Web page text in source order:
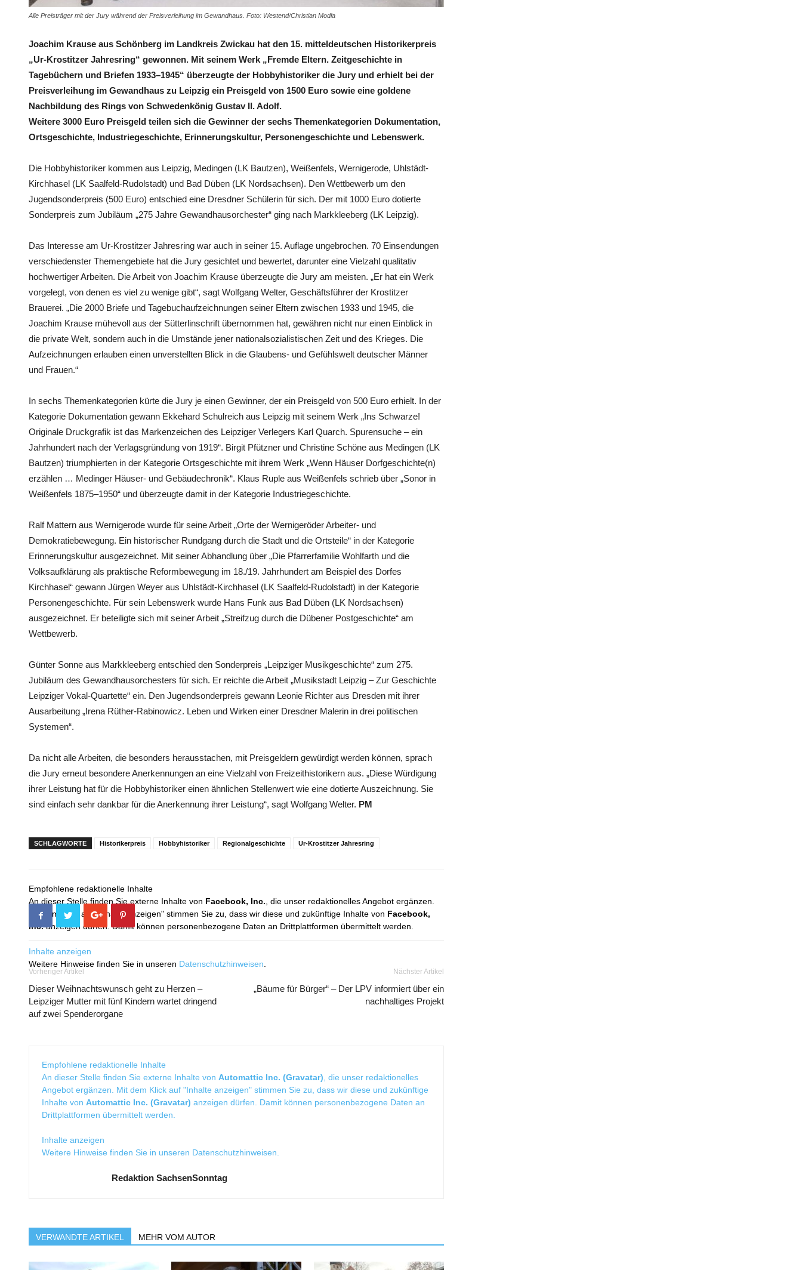
Alle Preisträger mit der Jury während der Preisverleihung im Gewandhaus. Foto: Westend/Christian Modla
Joachim Krause aus Schönberg im Landkreis Zwickau hat den 15. mitteldeutschen Historikerpreis
„Ur-Krostitzer Jahresring“ gewonnen. Mit seinem Werk „Fremde Eltern. Zeitgeschichte in
Tagebüchern und Briefen 1933–1945“ überzeugte der Hobbyhistoriker die Jury und erhielt bei der
Preisverleihung im Gewandhaus zu Leipzig ein Preisgeld von 1500 Euro sowie eine goldene
Nachbildung des Rings von Schwedenkönig Gustav II. Adolf.
Weitere 3000 Euro Preisgeld teilen sich die Gewinner der sechs Themenkategorien Dokumentation,
Ortsgeschichte, Industriegeschichte, Erinnerungskultur, Personengeschichte und Lebenswerk.
Die Hobbyhistoriker kommen aus Leipzig, Medingen (LK Bautzen), Weißenfels, Wernigerode, Uhlstädt-
Kirchhasel (LK Saalfeld-Rudolstadt) und Bad Düben (LK Nordsachsen). Den Wettbewerb um den
Jugendsonderpreis (500 Euro) entschied eine Dresdner Schülerin für sich. Der mit 1000 Euro dotierte
Sonderpreis zum Jubiläum „275 Jahre Gewandhausorchester“ ging nach Markkleeberg (LK Leipzig).
Das Interesse am Ur-Krostitzer Jahresring war auch in seiner 15. Auflage ungebrochen. 70 Einsendungen
verschiedenster Themengebiete hat die Jury gesichtet und bewertet, darunter eine Vielzahl qualitativ
hochwertiger Arbeiten. Die Arbeit von Joachim Krause überzeugte die Jury am meisten. „Er hat ein Werk
vorgelegt, von denen es viel zu wenige gibt“, sagt Wolfgang Welter, Geschäftsführer der Krostitzer
Brauerei. „Die 2000 Briefe und Tagebuchaufzeichnungen seiner Eltern zwischen 1933 und 1945, die
Joachim Krause mühevoll aus der Sütterlinschrift übernommen hat, gewähren nicht nur einen Einblick in
die private Welt, sondern auch in die Umstände jener nationalsozialistischen Zeit und des Krieges. Die
Aufzeichnungen erlauben einen unverstellten Blick in die Glaubens- und Gefühlswelt deutscher Männer
und Frauen.“
In sechs Themenkategorien kürte die Jury je einen Gewinner, der ein Preisgeld von 500 Euro erhielt. In der
Kategorie Dokumentation gewann Ekkehard Schulreich aus Leipzig mit seinem Werk „Ins Schwarze!
Originale Druckgrafik ist das Markenzeichen des Leipziger Verlegers Karl Quarch. Spurensuche – ein
Jahrhundert nach der Verlagsgründung von 1919“. Birgit Pfützner und Christine Schöne aus Medingen (LK
Bautzen) triumphierten in der Kategorie Ortsgeschichte mit ihrem Werk „Wenn Häuser Dorfgeschichte(n)
erzählen … Medinger Häuser- und Gebäudechronik“. Klaus Ruple aus Weißenfels schrieb über „Sonor in
Weißenfels 1875–1950“ und überzeugte damit in der Kategorie Industriegeschichte.
Ralf Mattern aus Wernigerode wurde für seine Arbeit „Orte der Wernigeröder Arbeiter- und
Demokratiebewegung. Ein historischer Rundgang durch die Stadt und die Ortsteile“ in der Kategorie
Erinnerungskultur ausgezeichnet. Mit seiner Abhandlung über „Die Pfarrerfamilie Wohl­farth und die
Volksaufklärung als praktische Reformbewegung im 18./19. Jahrhundert am Beispiel des Dorfes
Kirchhasel“ gewann Jürgen Weyer aus Uhlstädt-Kirchhasel (LK Saalfeld-Rudolstadt) in der Kategorie
Personengeschichte. Für sein Lebenswerk wurde Hans Funk aus Bad Düben (LK Nordsachsen)
ausgezeichnet. Er beteiligte sich mit seiner Arbeit „Streifzug durch die Dübener Postgeschichte“ am
Wettbewerb.
Günter Sonne aus Markkleeberg entschied den Sonderpreis „Leipziger Musikgeschichte“ zum 275.
Jubiläum des Gewandhausorchesters für sich. Er reichte die Arbeit „Musikstadt Leipzig – Zur Geschichte
Leipziger Vokal-Quartette“ ein. Den Jugendsonderpreis gewann Leonie Richter aus Dresden mit ihrer
Ausarbeitung „Irena Rüther-Rabinowicz. Leben und Wirken einer Dresdner Malerin in drei politischen
Systemen“.
Da nicht alle Arbeiten, die besonders herausstachen, mit Preisgeldern gewürdigt werden können, sprach
die Jury erneut besondere Anerkennungen an eine Vielzahl von Freizeithistorikern aus. „Diese Würdigung
ihrer Leistung hat für die Hobbyhistoriker einen ähnlichen Stellenwert wie eine dotierte Auszeichnung. Sie
sind einfach sehr dankbar für die Anerkennung ihrer Leistung“, sagt Wolfgang Welter. PM
SCHLAGWORTE Historikerpreis Hobbyhistoriker Regionalgeschichte Ur-Krostitzer Jahresring
Empfohlene redaktionelle Inhalte
An dieser Stelle finden Sie externe Inhalte von Facebook, Inc. , die unser redaktionelles Angebot ergänzen.
Mit dem Klick auf "Inhalte anzeigen" stimmen Sie zu, dass wir diese und zukünftige Inhalte von Facebook,
Inc.anzeigen dürfen. Damit können personenbezogene Daten an Drittplattformen übermittelt werden.
Inhalte anzeigen
Weitere Hinweise finden Sie in unseren Datenschutzhinweisen
Vorheriger Artikel
Dieser Weihnachtswunsch geht zu Herzen –
Leipziger Mutter mit fünf Kindern wartet dringend
auf zwei Spenderorgane
Nächster Artikel
„Bäume für Bürger“ – Der LPV informiert über ein
nachhaltiges Projekt
Empfohlene redaktionelle Inhalte
An dieser Stelle finden Sie externe Inhalte von Automattic Inc. (Gravatar) , die unser redaktionelles
Angebot ergänzen. Mit dem Klick auf "Inhalte anzeigen" stimmen Sie zu, dass wir diese und zukünftige
Inhalte von Automattic Inc. (Gravatar) anzeigen dürfen. Damit können personenbezogene Daten an
Drittplattformen übermittelt werden.
Inhalte anzeigen
Weitere Hinweise finden Sie in unseren Datenschutzhinweisen
Redaktion SachsenSonntag
VERWANDTE ARTIKEL MEHR VOM AUTOR